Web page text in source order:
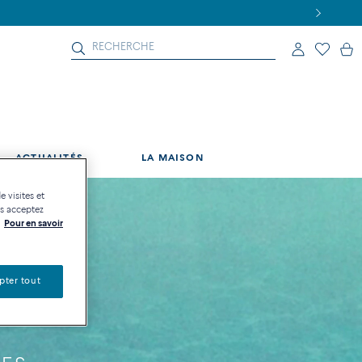
ACTUALITÉS LA MAISON
visites et
acceptez
Pour en savoir
tout